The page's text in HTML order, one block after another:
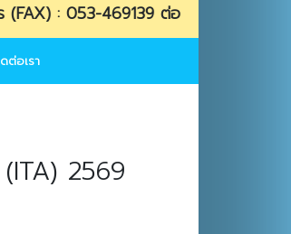
469139 ต่อ 18
ต่อเรา
2569